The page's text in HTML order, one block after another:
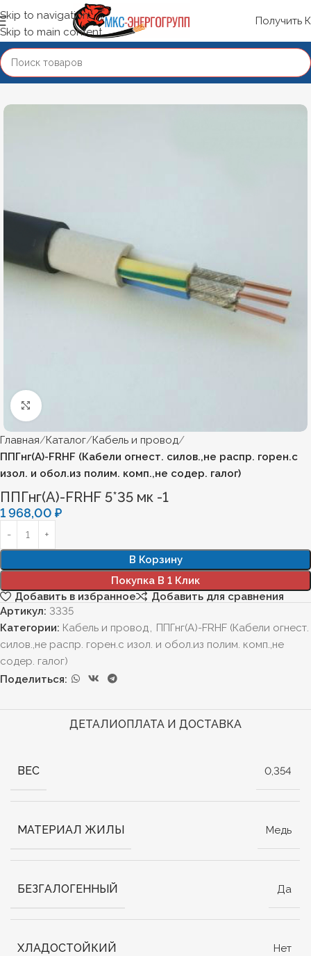
Skip to navigation
Skip to main content
Получить
Нажмите, чтобы увеличить
Главная Каталог Кабель и провод
ППГнг(А)-FRHF (Кабели огнест. силов.,не распр. горен.с
изол. и обол.из полим. комп.,не содер. галог)
ППГнг(А)-FRHF 5*35 мк -1
1 968,00 ₽
В Корзину
Покупка В 1 Клик
Добавить в избранное
Добавить для сравнения
Артикул: 3335
Категории: Кабель и провод, ППГнг(А)-FRHF (Кабели огнест.
силов.,не распр. горен.с изол. и обол.из полим. комп.,не
содер. галог)
Поделиться:
ДЕТАЛИОПЛАТА И ДОСТАВКА
ВЕС 0,354
МАТЕРИАЛ ЖИЛЫ Медь
БЕЗГАЛОГЕННЫЙ Да
ХЛАДОСТОЙКИЙ Нет